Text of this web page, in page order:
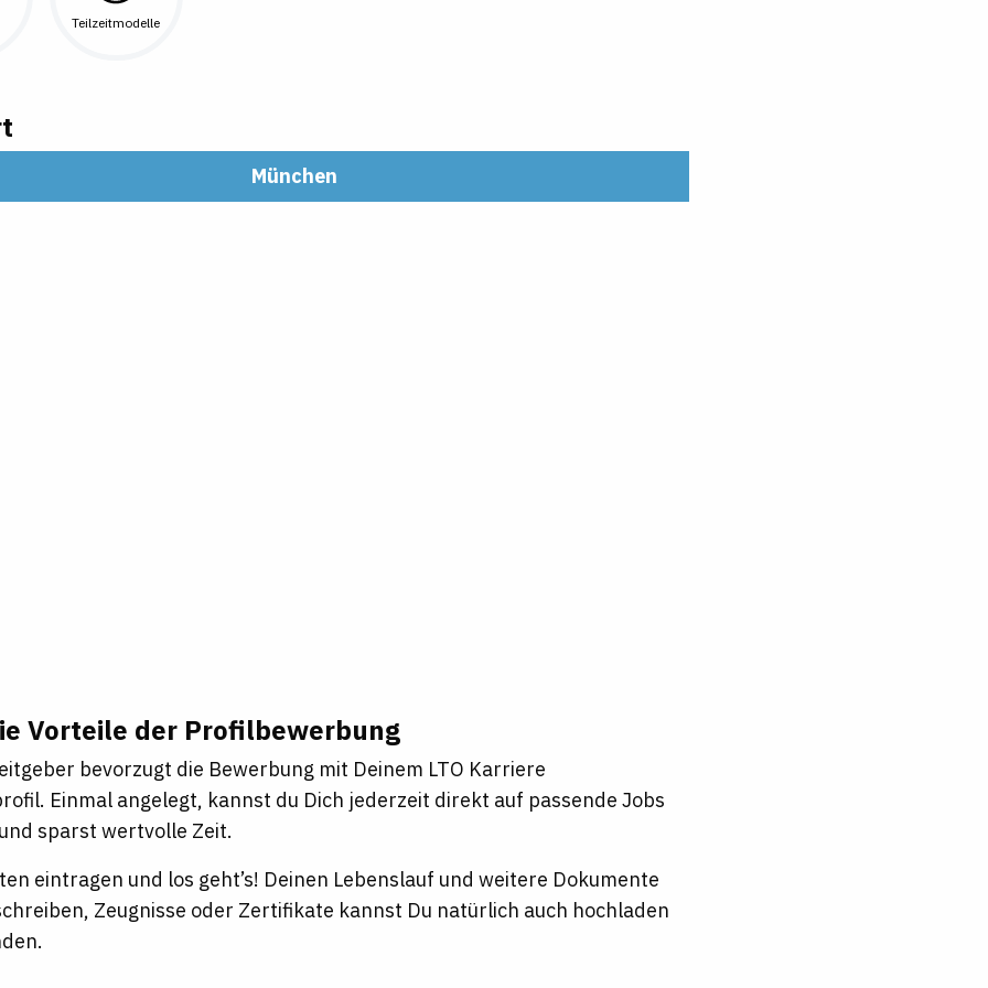
Teilzeitmodelle
München
Vorteile der Profilbewerbung
bevorzugt die Bewerbung mit Deinem LTO Karriere
Einmal angelegt, kannst du Dich jederzeit direkt auf passende Jobs
sparst wertvolle Zeit.
eintragen und los geht’s! Deinen Lebenslauf und weitere Dokumente
Zeugnisse oder Zertifikate kannst Du natürlich auch hochladen